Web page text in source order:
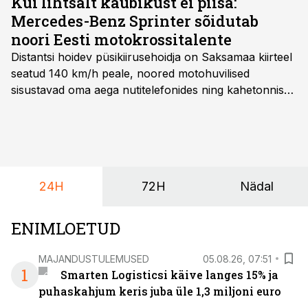
Mercedes-Benz Sprinter sõidutab
noori Eesti motokrossitalente
Distantsi hoidev püsikiirusehoidja on Saksamaa kiirteel
seatud 140 km/h peale, noored motohuvilised
sisustavad oma aega nutitelefonides ning kahetonnises
24H 72H Nädal
ENIMLOETUD
1
MAJANDUSTULEMUSED 05.08.26, 07:51
Smarten Logisticsi käive langes 15% ja
puhaskahjum keris juba üle 1,3 miljoni euro